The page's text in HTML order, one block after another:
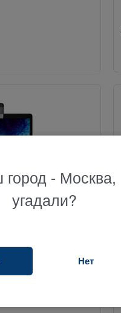
HyTab Plus 10WB2 (акб
- Москва,
угадали?
Нет